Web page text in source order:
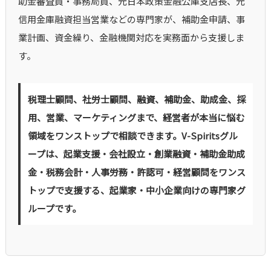
信用金庫融資担当営業などの専門家が、補助金申請、事
業計画、資金繰り、金融機関対応を実務面から支援しま
す。
税理士顧問、社労士顧問、融資、補助金、助成金、採
用、営業、マーケティングまで、経営者が本当に悩む
領域をワンストップで相談できます。V-Spiritsグル
ープは、起業支援・会社設立・創業融資・補助金助成
金・税務会計・人事労務・許認可・経営顧問をワンス
トップで支援する、起業家・中小企業向けの専門家グ
ループです。